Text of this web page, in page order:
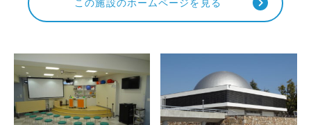
この施設のホームページを見る